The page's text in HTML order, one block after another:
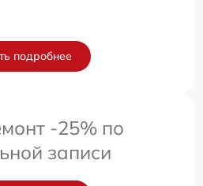
подробнее
-25% по
записи